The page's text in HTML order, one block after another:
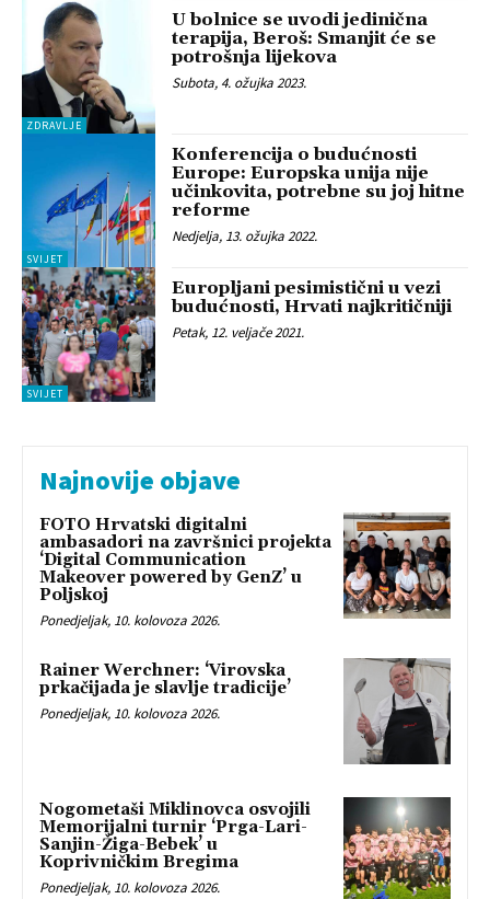
ZDRAVLJE
U bolnice se uvodi jedinična
terapija, Beroš: Smanjit će se
potrošnja lijekova
Subota, 4. ožujka 2023.
SVIJET
Konferencija o budućnosti
Europe: Europska unija nije
učinkovita, potrebne su joj hitne
reforme
Nedjelja, 13. ožujka 2022.
SVIJET
Europljani pesimistični u vezi
budućnosti, Hrvati najkritičniji
Petak, 12. veljače 2021.
Najnovije objave
FOTO Hrvatski digitalni
ambasadori na završnici projekta
‘Digital Communication
Makeover powered by GenZ’ u
Poljskoj
Ponedjeljak, 10. kolovoza 2026.
Rainer Werchner: ‘Virovska
prkačijada je slavlje tradicije’
Ponedjeljak, 10. kolovoza 2026.
Nogometaši Miklinovca osvojili
Memorijalni turnir ‘Prga-Lari-
Sanjin-Žiga-Bebek’ u
Koprivničkim Bregima
Ponedjeljak, 10. kolovoza 2026.